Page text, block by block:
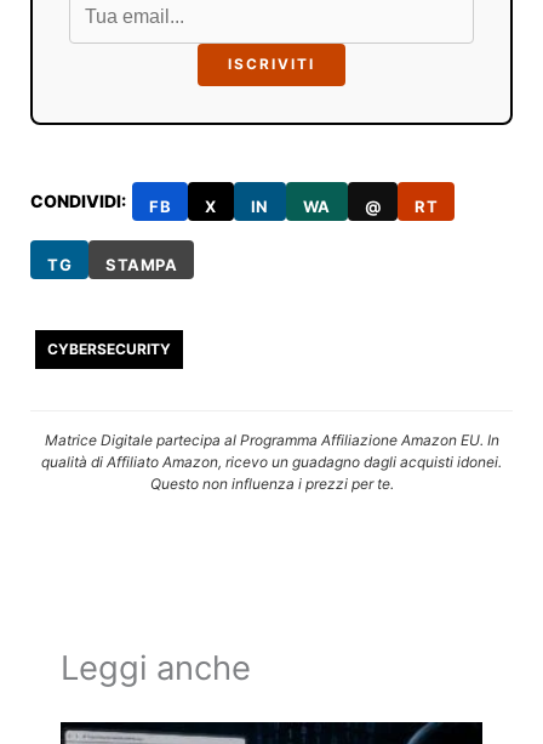
ISCRIVITI
CONDIVIDI: FB X IN WA @ RT
TG STAMPA
CYBERSECURITY
Matrice Digitale partecipa al Programma Affiliazione Amazon EU. In
qualità di Affiliato Amazon, ricevo un guadagno dagli acquisti idonei.
Questo non influenza i prezzi per te.
Leggi anche